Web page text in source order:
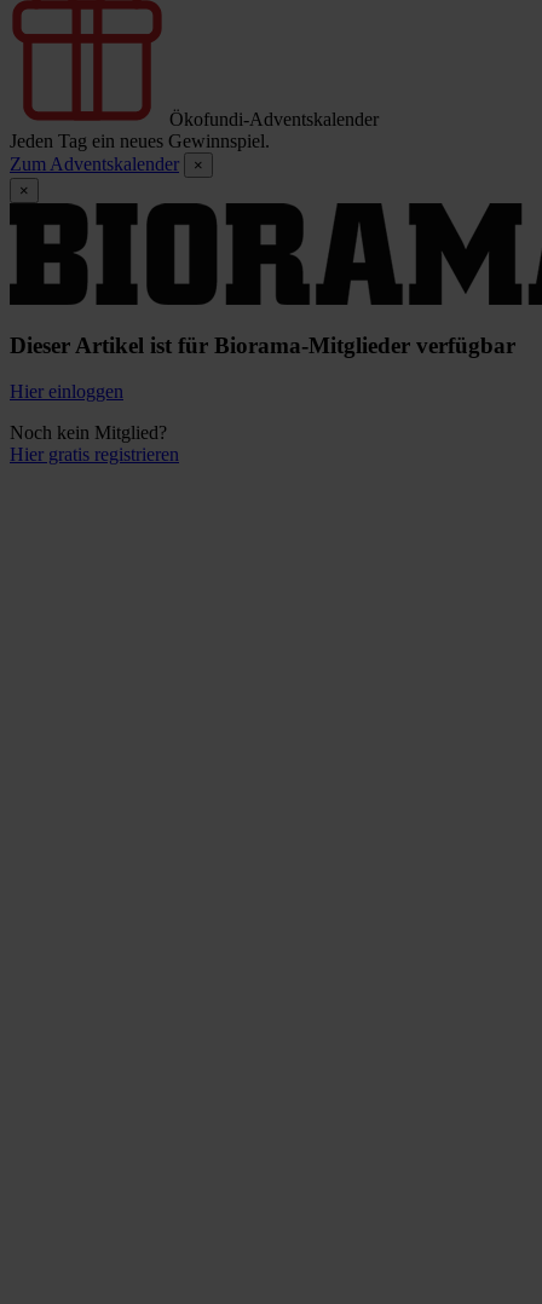
Ökofundi-Adventskalender
Jeden Tag ein neues Gewinnspiel.
Zum Adventskalender
×
×
Dieser Artikel ist für Biorama-Mitglieder verfügbar
Hier einloggen
Noch kein Mitglied?
Hier gratis registrieren